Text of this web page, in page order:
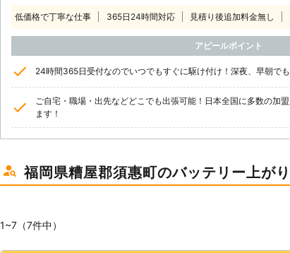
低価格で丁寧な仕事 365日24時間対応 見積り後追加料金無し
アピールポイント
24時間365日受付なのでいつでもすぐに駆け付け！深夜、早朝でも
ご自宅・職場・出先などどこでも出張可能！日本全国に多数の加
ます！
福岡県糟屋郡須惠町のバッテリー上が
1~7（7件中）